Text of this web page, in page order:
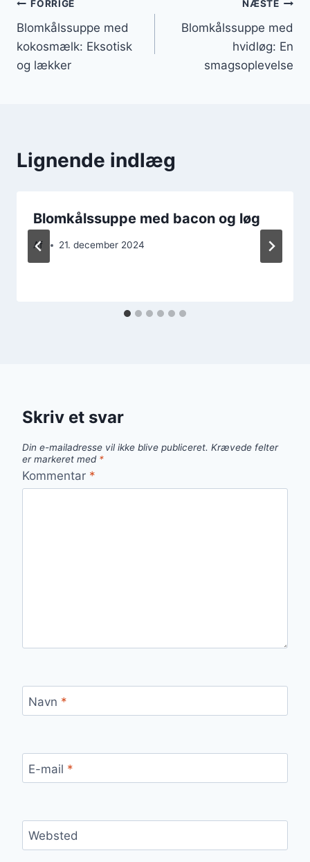
Indlægsnavigation
FORRIGE
Blomkålssuppe med
kokosmælk: Eksotisk
og lækker
NÆSTE
Blomkålssuppe med
hvidløg: En
smagsoplevelse
Lignende indlæg
Blomkålssuppe med bacon og løg
Af 21. december 2024
Skriv et svar
Din e-mailadresse vil ikke blive publiceret. Krævede felter
er markeret med *
Kommentar *
Navn *
E-mail *
Websted